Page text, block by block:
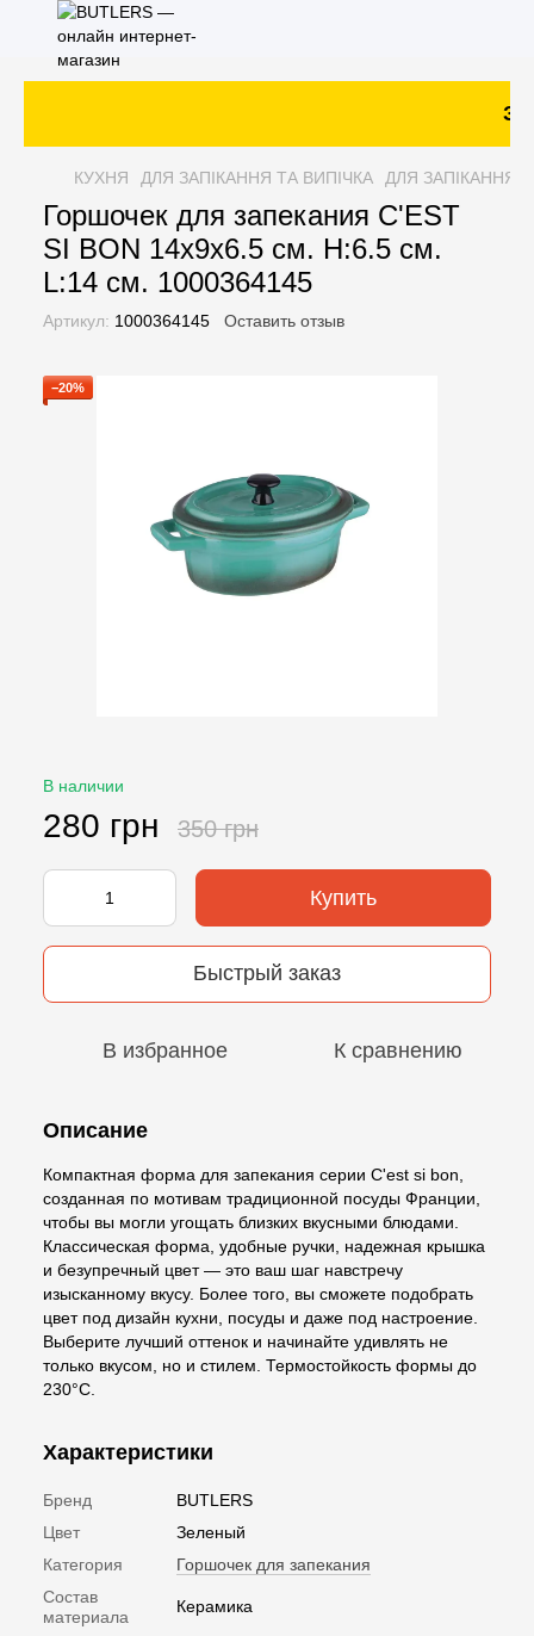
КУХНЯ ДЛЯ ЗАПІКАННЯ ТА ВИПІЧКА ДЛЯ ЗАПІКАННЯ
Горшочек для запекания C'EST
SI BON 14x9x6.5 см. H:6.5 см.
L:14 см. 1000364145
Артикул: 1000364145 Оставить отзыв
−20%
В наличии
280 грн 350 грн
Купить
Быстрый заказ
В избранное К сравнению
Описание
Компактная форма для запекания серии C'est si bon,
созданная по мотивам традиционной посуды Франции,
чтобы вы могли угощать близких вкусными блюдами.
Классическая форма, удобные ручки, надежная крышка
и безупречный цвет — это ваш шаг навстречу
изысканному вкусу. Более того, вы сможете подобрать
цвет под дизайн кухни, посуды и даже под настроение.
Выберите лучший оттенок и начинайте удивлять не
только вкусом, но и стилем. Термостойкость формы до
230°С.
Характеристики
Бренд
BUTLERS
Цвет
Зеленый
Категория
Горшочек для запекания
Состав
материала
Керамика